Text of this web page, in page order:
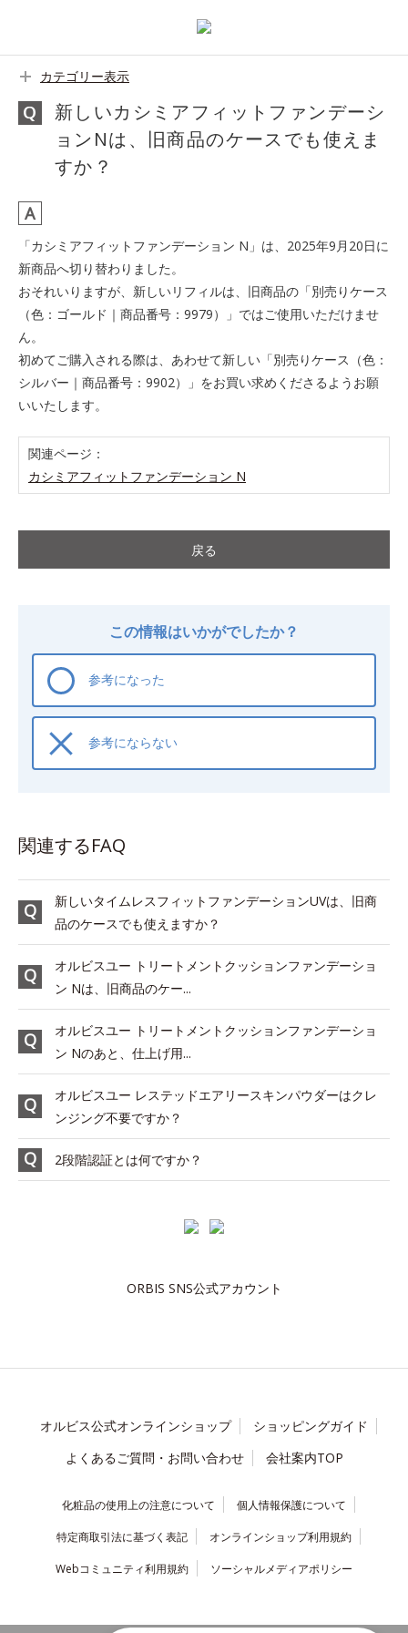
カテゴリー表示
新しいカシミアフィットファンデーシ
ョンNは、旧商品のケースでも使えま
すか？
「カシミアフィットファンデーション N」は、2025年9月20日に
新商品へ切り替わりました。
おそれいりますが、新しいリフィルは、旧商品の「別売りケース
（色：ゴールド｜商品番号：9979）」ではご使用いただけませ
ん。
初めてご購入される際は、あわせて新しい「別売りケース（色：
シルバー｜商品番号：9902）」をお買い求めくださるようお願
いいたします。
関連ページ：
カシミアフィットファンデーション N
戻る
この情報はいかがでしたか？
参考になった
参考にならない
関連するFAQ
新しいタイムレスフィットファンデーションUVは、旧商
品のケースでも使えますか？
オルビスユー トリートメントクッションファンデーショ
ン Nは、旧商品のケー...
オルビスユー トリートメントクッションファンデーショ
ン Nのあと、仕上げ用...
オルビスユー レステッドエアリースキンパウダーはクレ
ンジング不要ですか？
2段階認証とは何ですか？
ORBIS SNS公式アカウント
オルビス公式オンラインショップ
ショッピングガイド
よくあるご質問・お問い合わせ
会社案内TOP
化粧品の使用上の注意について 個人情報保護について
特定商取引法に基づく表記 オンラインショップ利用規約
Webコミュニティ利用規約 ソーシャルメディアポリシー